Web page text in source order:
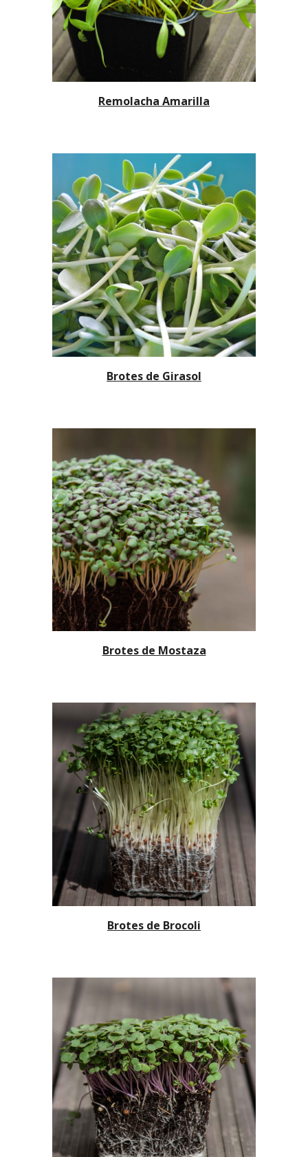
Remolacha Amarilla
Brotes de Girasol
Brotes de Mostaza
Brotes de Brocoli